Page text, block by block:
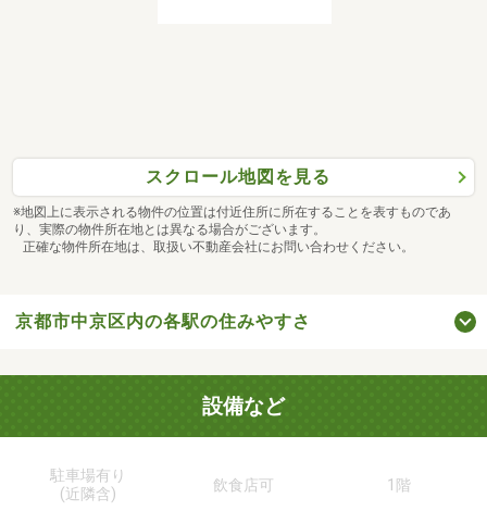
スクロール地図を見る
※地図上に表示される物件の位置は付近住所に所在することを表すものであ
り、実際の物件所在地とは異なる場合がございます。
正確な物件所在地は、取扱い不動産会社にお問い合わせください。
京都市中京区内の各駅の住みやすさ
設備など
駐車場有り
(近隣含)
飲食店可 1階